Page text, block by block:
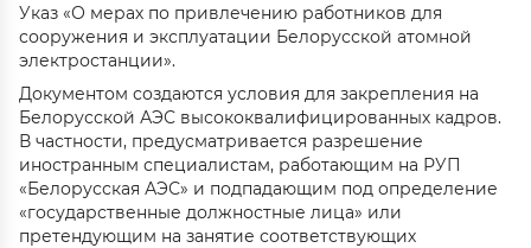
Указ «О мерах по привлечению работников для
сооружения и эксплуатации Белорусской атомной
электростанции».
Документом создаются условия для закрепления на
Белорусской АЭС высококвалифицированных кадров.
В частности, предусматривается разрешение
иностранным специалистам, работающим на РУП
«Белорусская АЭС» и подпадающим под определение
«государственные должностные лица» или
претендующим на занятие соответствующих